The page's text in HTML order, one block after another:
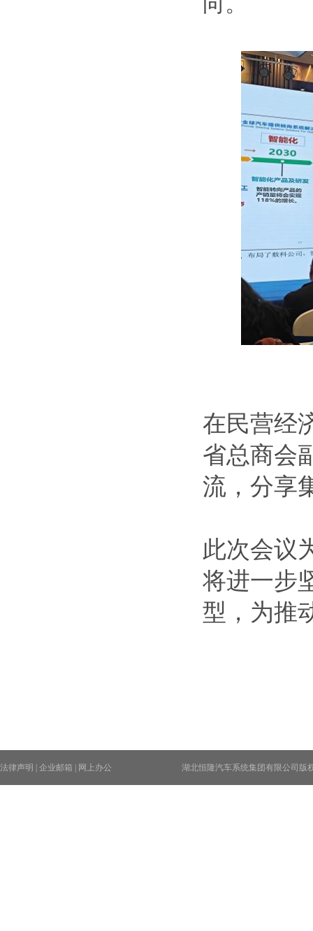
在民营经
省总商会
流，分享
此次会议
将进一步
型，为推
法律声明 企业邮箱 网上办公 湖北恒隆汽车系统集团有限公司版